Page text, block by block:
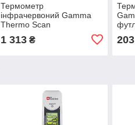
Термометр
інфрачервоний Gamma
Thermo Scan
1 313₴ 203